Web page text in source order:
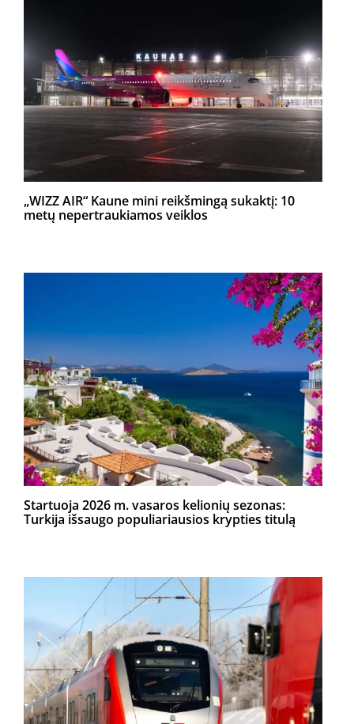
„WIZZ AIR“ Kaune mini reikšmingą sukaktį: 10
metų nepertraukiamos veiklos
Startuoja 2026 m. vasaros kelionių sezonas:
Turkija išsaugo populiariausios krypties titulą